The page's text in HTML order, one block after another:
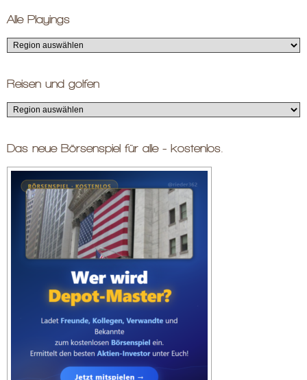
Alle Playings
Reisen und golfen
Das neue Börsenspiel für alle - kostenlos.